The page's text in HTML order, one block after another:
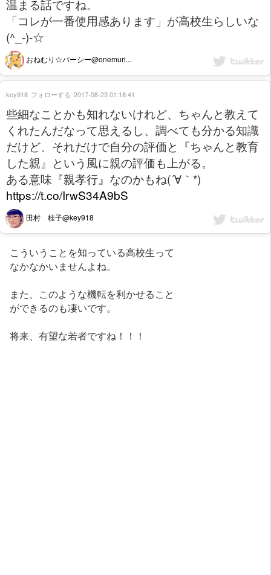
温まる話ですね。
「コレが一番使用感あります」が高校生らしいな
(^_-)-☆
おねむり☆パーシー@onemuri...
些細なことかも知れないけれど、ちゃんと教えて
くれたんだなって思えるし、調べても分かる知識
だけど、それだけで自分の評価と『ちゃんと教育
した親』という風に親の評価も上がる。
ある意味『親孝行』なのかもね(´∀｀*)
https://t.co/IrwS34A9bS
田村 桂子@key918
key918 フォローする 2017-08-23 01:18:41
こういうことを知っている高校生って
なかなかいませんよね。
また、このような機転を利かせること
ができるのも凄いです。
将来、有望な若者ですね！！！